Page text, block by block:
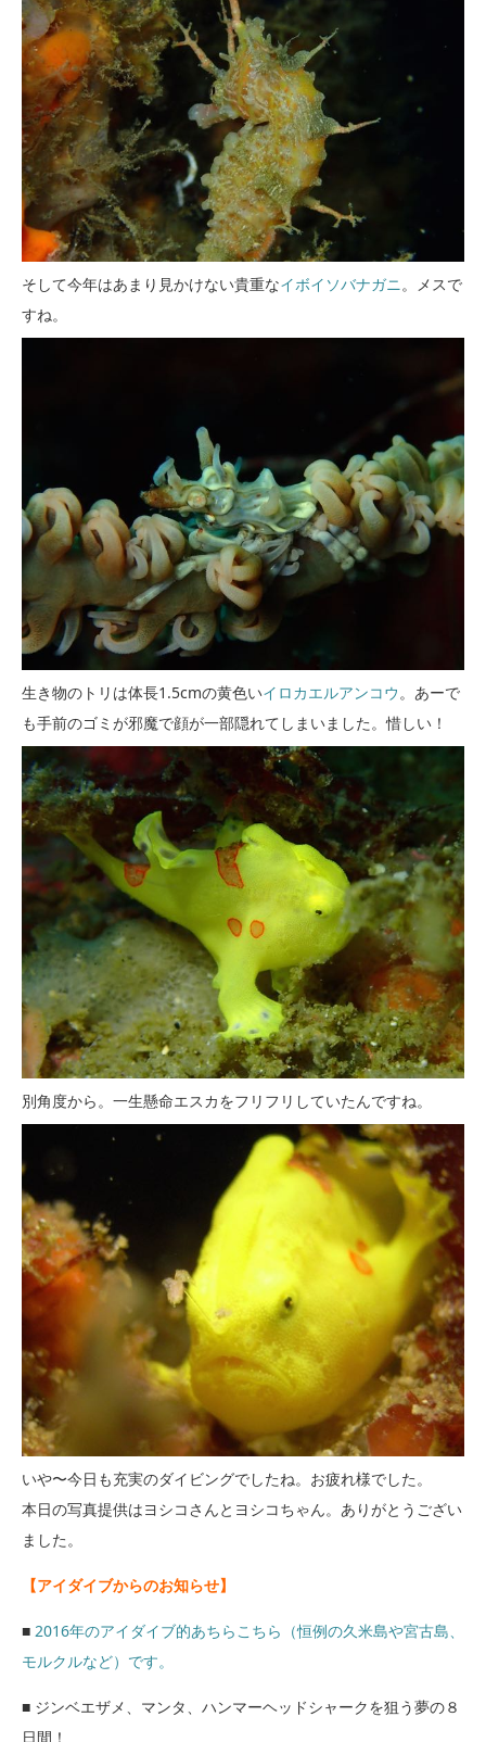
そして今年はあまり見かけない貴重なイボイソバナガニ。メスで
すね。
生き物のトリは体長1.5cmの黄色いイロカエルアンコウ。あーで
も手前のゴミが邪魔で顔が一部隠れてしまいました。惜しい！
別角度から。一生懸命エスカをフリフリしていたんですね。
いや〜今日も充実のダイビングでしたね。お疲れ様でした。
本日の写真提供はヨシコさんとヨシコちゃん。ありがとうござい
ました。
【アイダイブからのお知らせ】
■ 2016年のアイダイブ的あちらこちら（恒例の久米島や宮古島、
モルクルなど）です。
■ ジンベエザメ、マンタ、ハンマーヘッドシャークを狙う夢の８
日間！